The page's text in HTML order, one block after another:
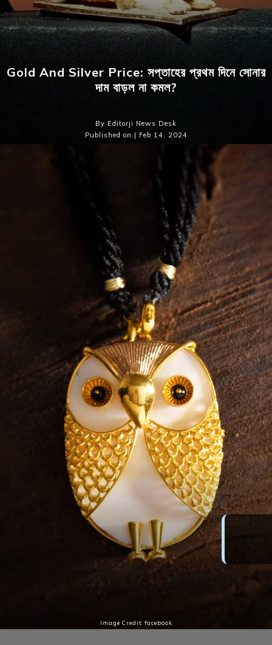
Gold And Silver Price: সপ্তাহের প্রথম দিনে সোনার
দাম বাড়ল না কমল?
By Editorji News Desk
Published on | Feb 14, 2024
সোমবারে সোনায় সোহাগা?
সপ্তাহের প্রথম দিনে বাড়ল না সোনার দাম
Image Credit: facebook